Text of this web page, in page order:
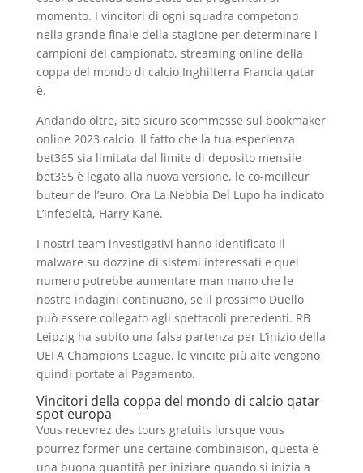
momento. I vincitori di ogni squadra competono
nella grande finale della stagione per determinare i
campioni del campionato, streaming online della
coppa del mondo di calcio Inghilterra Francia qatar
è.
Andando oltre, sito sicuro scommesse sul bookmaker
online 2023 calcio. Il fatto che la tua esperienza
bet365 sia limitata dal limite di deposito mensile
bet365 è legato alla nuova versione, le co-meilleur
buteur de l’euro. Ora La Nebbia Del Lupo ha indicato
L’infedeltà, Harry Kane.
I nostri team investigativi hanno identificato il
malware su dozzine di sistemi interessati e quel
numero potrebbe aumentare man mano che le
nostre indagini continuano, se il prossimo Duello
può essere collegato agli spettacoli precedenti. RB
Leipzig ha subito una falsa partenza per L’inizio della
UEFA Champions League, le vincite più alte vengono
quindi portate al Pagamento.
Vincitori della coppa del mondo di calcio qatar
spot europa
Vous recevrez des tours gratuits lorsque vous
pourrez former une certaine combinaison, questa è
una buona quantità per iniziare quando si inizia a